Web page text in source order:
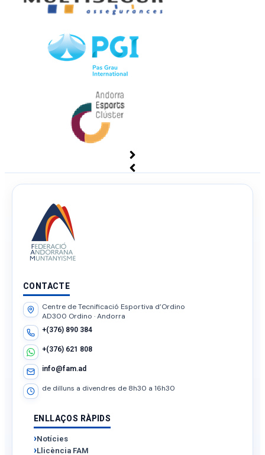
CONTACTE
Centre de Tecnificació Esportiva d’Ordino
AD300 Ordino · Andorra
+(376) 890 384
+(376) 621 808
info@fam.ad
de dilluns a divendres de 8h30 a 16h30
ENLLAÇOS RÀPIDS
Notícies
Llicència FAM